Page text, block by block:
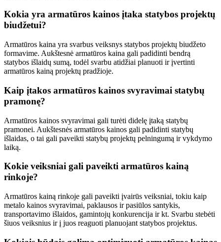
Kokia yra armatūros kainos įtaka statybos projektų
biudžetui?
Armatūros kaina yra svarbus veiksnys statybos projektų biudžeto
formavime. Aukštesnė armatūros kaina gali padidinti bendrą
statybos išlaidų sumą, todėl svarbu atidžiai planuoti ir įvertinti
armatūros kainą projektų pradžioje.
Kaip įtakos armatūros kainos svyravimai statybų
pramonę?
Armatūros kainos svyravimai gali turėti didelę įtaką statybų
pramonei. Aukštesnės armatūros kainos gali padidinti statybų
išlaidas, o tai gali paveikti statybų projektų pelningumą ir vykdymo
laiką.
Kokie veiksniai gali paveikti armatūros kainą
rinkoje?
Armatūros kainą rinkoje gali paveikti įvairūs veiksniai, tokiu kaip
metalo kainos svyravimai, paklausos ir pasiūlos santykis,
transportavimo išlaidos, gamintojų konkurencija ir kt. Svarbu stebėti
šiuos veiksnius ir į juos reaguoti planuojant statybos projektus.